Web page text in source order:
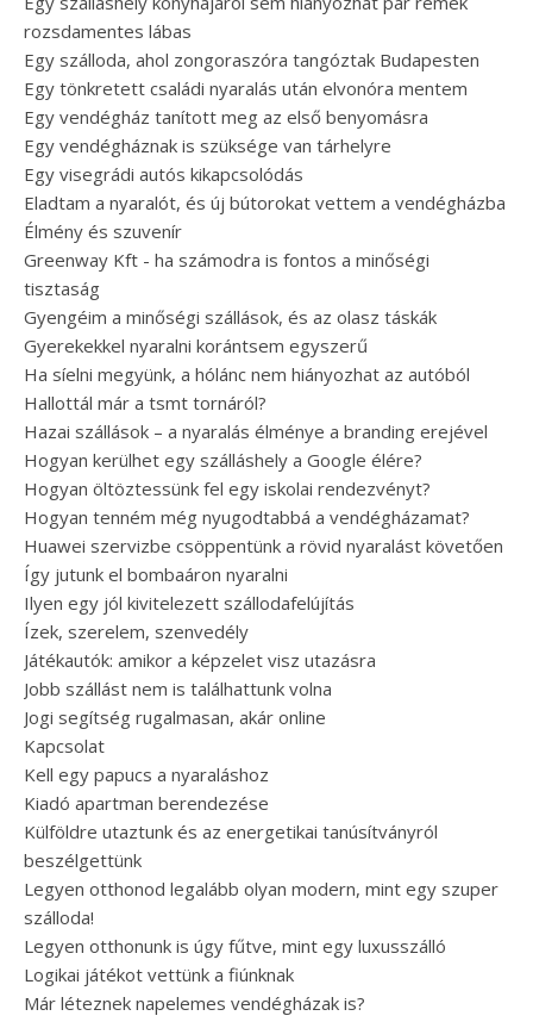
rozsdamentes lábas
Egy szálloda, ahol zongoraszóra tangóztak Budapesten
Egy tönkretett családi nyaralás után elvonóra mentem
Egy vendégház tanított meg az első benyomásra
Egy vendégháznak is szüksége van tárhelyre
Egy visegrádi autós kikapcsolódás
Eladtam a nyaralót, és új bútorokat vettem a vendégházba
Élmény és szuvenír
Greenway Kft - ha számodra is fontos a minőségi
tisztaság
Gyengéim a minőségi szállások, és az olasz táskák
Gyerekekkel nyaralni korántsem egyszerű
Ha síelni megyünk, a hólánc nem hiányozhat az autóból
Hallottál már a tsmt tornáról?
Hazai szállások – a nyaralás élménye a branding erejével
Hogyan kerülhet egy szálláshely a Google élére?
Hogyan öltöztessünk fel egy iskolai rendezvényt?
Hogyan tenném még nyugodtabbá a vendégházamat?
Huawei szervizbe csöppentünk a rövid nyaralást követően
Így jutunk el bombaáron nyaralni
Ilyen egy jól kivitelezett szállodafelújítás
Ízek, szerelem, szenvedély
Játékautók: amikor a képzelet visz utazásra
Jobb szállást nem is találhattunk volna
Jogi segítség rugalmasan, akár online
Kapcsolat
Kell egy papucs a nyaraláshoz
Kiadó apartman berendezése
Külföldre utaztunk és az energetikai tanúsítványról
beszélgettünk
Legyen otthonod legalább olyan modern, mint egy szuper
szálloda!
Legyen otthonunk is úgy fűtve, mint egy luxusszálló
Logikai játékot vettünk a fiúnknak
Már léteznek napelemes vendégházak is?